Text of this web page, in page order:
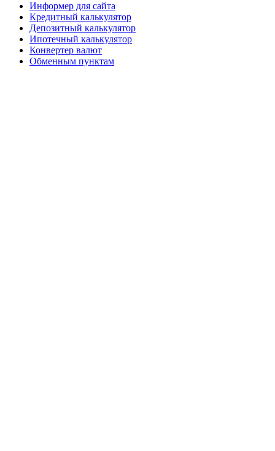
Информер для сайта
Кредитный калькулятор
Депозитный калькулятор
Ипотечный калькулятор
Конвертер валют
Обменным пунктам